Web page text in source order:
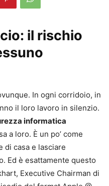
il rischio
In ogni corridoio, in
il loro lavoro in silenzio.
informatica
a loro. È un po’ come
di casa e lasciare
Ed è esattamente questo
Executive Chairman di